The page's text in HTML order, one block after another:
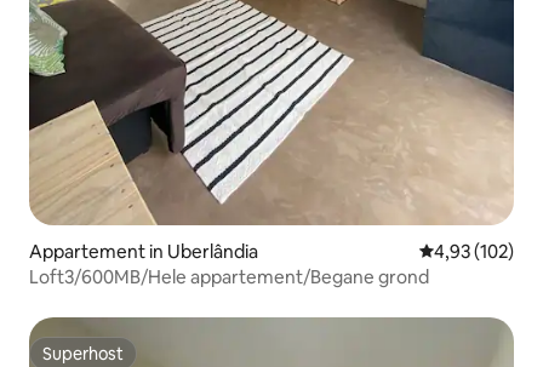
Appartement in Uberlândia Gemiddelde
4,93 (102)
Loft3/600MB/Hele appartement/Begane grond
Superhost